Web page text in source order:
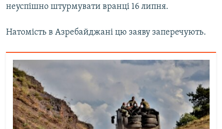
неуспішно штурмувати вранці 16 липня.
Натомість в Азребайджані цю заяву заперечують.